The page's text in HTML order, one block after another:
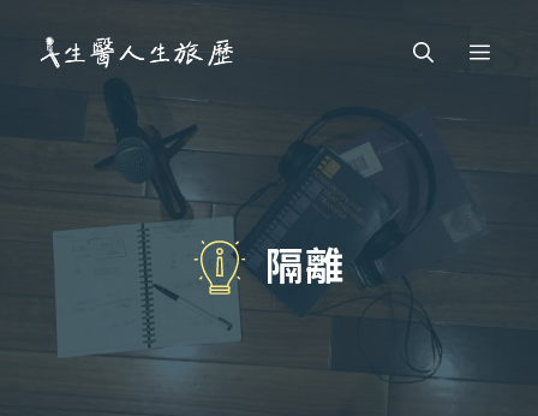
Menu
隔離